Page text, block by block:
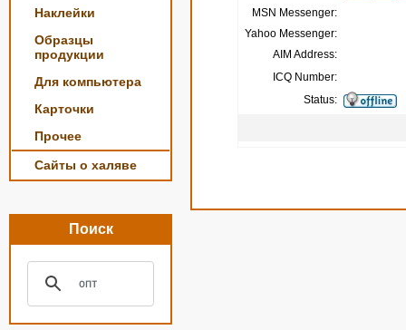
Наклейки
Образцы
продукции
Для компьютера
Карточки
Прочее
Сайты о халяве
Поиск
MSN Messenger:
Yahoo Messenger:
AIM Address:
ICQ Number:
Status: